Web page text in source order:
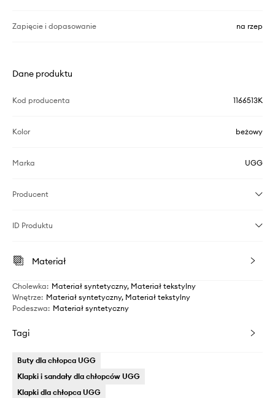
Zapięcie i dopasowanie na rzep
Dane produktu
Kod producenta 1166513K
Kolor beżowy
Marka UGG
Producent
ID Produktu
Materiał
Cholewka: Materiał syntetyczny, Materiał tekstylny
Wnętrze: Materiał syntetyczny, Materiał tekstylny
Podeszwa: Materiał syntetyczny
Tagi
Buty dla chłopca UGG
Klapki i sandały dla chłopców UGG
Klapki dla chłopca UGG